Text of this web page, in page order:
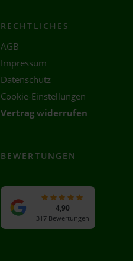
RECHTLICHES
AGB
Impressum
Datenschutz
Cookie-Einstellungen
Vertrag widerrufen
BEWERTUNGEN
4,90
317 Bewertungen